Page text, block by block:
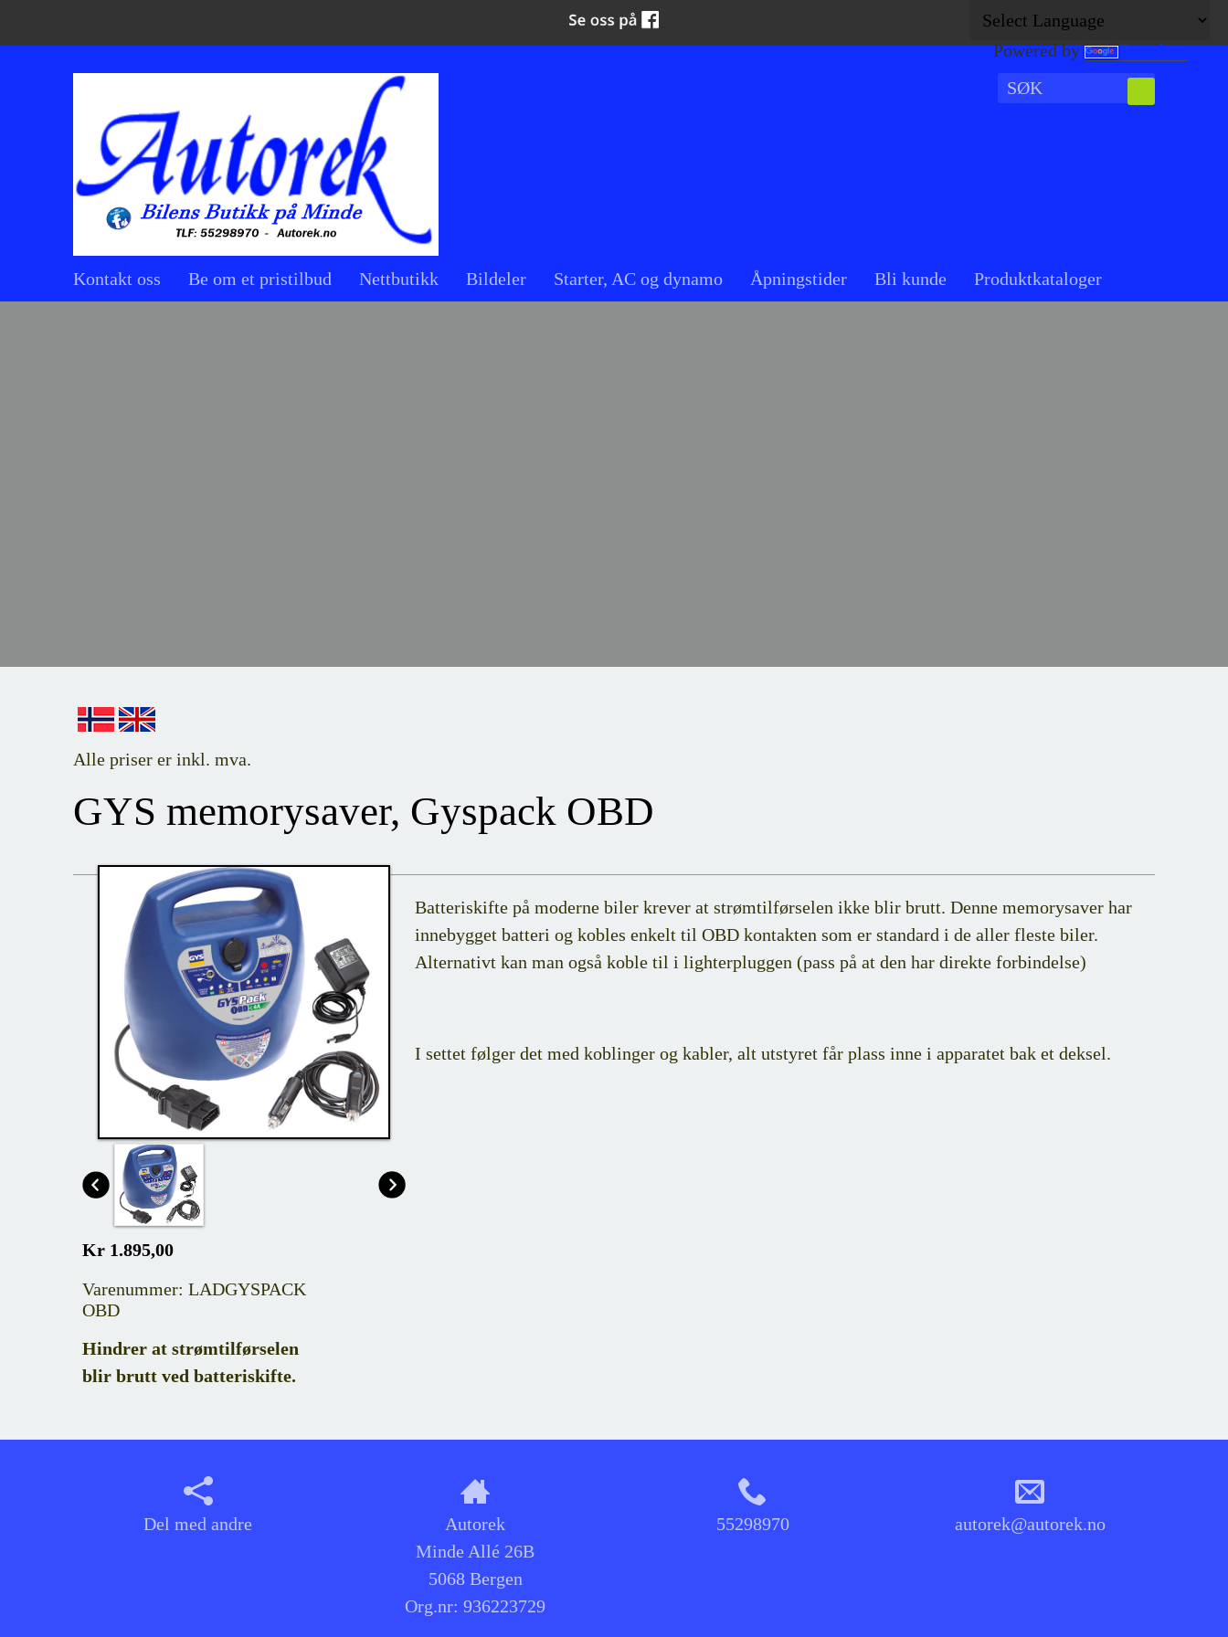
Kontakt oss Be om et pristilbud Nettbutikk Bildeler Starter, AC og dynamo Åpningstider Bli kunde Produktkataloger
Alle priser er inkl. mva.
GYS memorysaver, Gyspack OBD
Kr 1.895,00
Varenummer: LADGYSPACK
OBD
Hindrer at strømtilførselen
blir brutt ved batteriskifte.
Batteriskifte på moderne biler krever at strømtilførselen ikke blir brutt. Denne memorysaver har
innebygget batteri og kobles enkelt til OBD kontakten som er standard i de aller fleste biler.
Alternativt kan man også koble til i lighterpluggen (pass på at den har direkte forbindelse)
I settet følger det med koblinger og kabler, alt utstyret får plass inne i apparatet bak et deksel.
Powered by Translate
Del med andre
Autorek
Minde Allé 26B
5068 Bergen
Org.nr:936223729
55298970 autorek@autorek.no